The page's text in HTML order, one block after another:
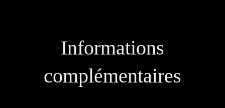
Informations
complémentaires